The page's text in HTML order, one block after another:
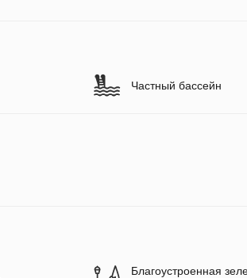
Частный бассейн
Благоустроенная